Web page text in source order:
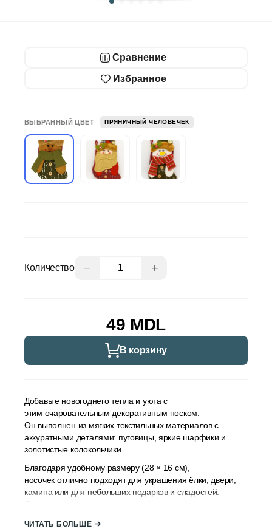
Сравнение
Избранное
ВЫБРАННЫЙ ЦВЕТ ПРЯНИЧНЫЙ ЧЕЛОВЕЧЕК
Количество − +
49 MDL
В корзину
Добавьте новогоднего тепла и уюта с
этим очаровательным декоративным носком.
Он выполнен из мягких текстильных материалов с
аккуратными деталями: пуговицы, яркие шарфики и
золотистые колокольчики.
Благодаря удобному размеру (28 × 16 см),
носочек отлично подходят для украшения ёлки, двери,
камина или для небольших подарков и сладостей.
ЧИТАТЬ БОЛЬШЕ